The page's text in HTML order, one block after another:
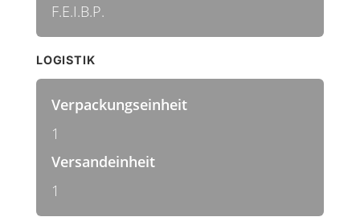
F.E.I.B.P.
LOGISTIK
Verpackungseinheit
1
Versandeinheit
1